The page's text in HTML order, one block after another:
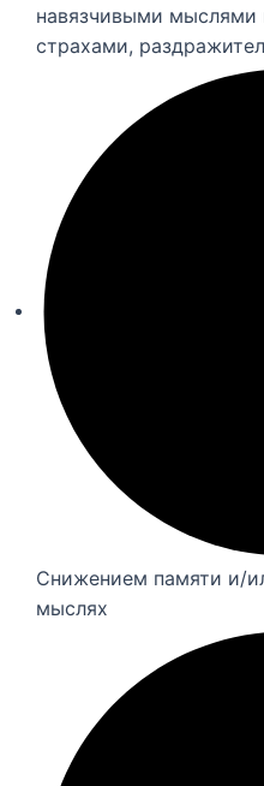
навязчивыми мыслями
страхами,
Снижением памяти и/
мыслях